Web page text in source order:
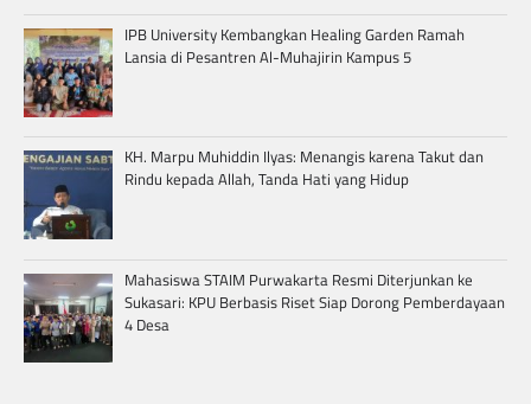
IPB University Kembangkan Healing Garden Ramah
Lansia di Pesantren Al-Muhajirin Kampus 5
KH. Marpu Muhiddin Ilyas: Menangis karena Takut dan
Rindu kepada Allah, Tanda Hati yang Hidup
Mahasiswa STAIM Purwakarta Resmi Diterjunkan ke
Sukasari: KPU Berbasis Riset Siap Dorong Pemberdayaan
4 Desa